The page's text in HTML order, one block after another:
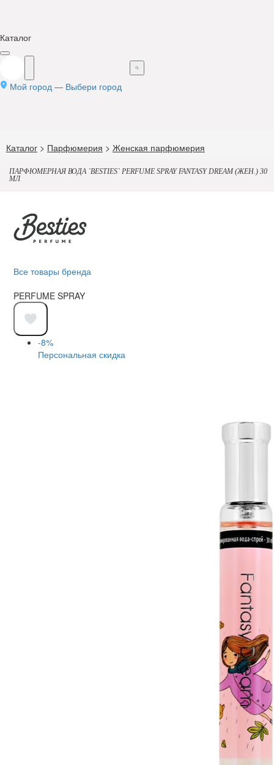
Каталог
Мой город — Выбери город
Каталог > Парфюмерия > Женская парфюмерия
ПАРФЮМЕРНАЯ ВОДА `BESTIES` PERFUME SPRAY FANTASY DREAM (ЖЕН.) 30
МЛ
Все товары бренда
PERFUME SPRAY
-8%
Персональная скидка